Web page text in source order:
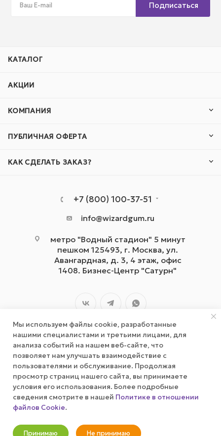
Подписаться
КАТАЛОГ
АКЦИИ
КОМПАНИЯ
ПУБЛИЧНАЯ ОФЕРТА
КАК СДЕЛАТЬ ЗАКАЗ?
+7 (800) 100-37-51
info@wizardgum.ru
метро "Водный стадион" 5 минут
пешком 125493, г. Москва, ул.
Авангардная, д. 3, 4 этаж, офис
1408. Бизнес-Центр "Сатурн"
2026 © wizardgum.ru, 2021
Мы используем файлы cookie, разработанные
нашими специалистами и третьими лицами, для
анализа событий на нашем веб-сайте, что
позволяет нам улучшать взаимодействие с
пользователями и обслуживание. Продолжая
просмотр страниц нашего сайта, вы принимаете
условия его использования. Более подробные
сведения смотрите в нашей Политике в отношении
файлов Cookie.
Принимаю Не принимаю